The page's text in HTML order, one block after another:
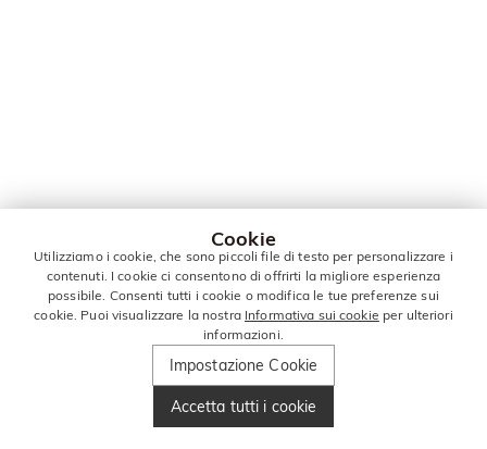
Cookie
Utilizziamo i cookie, che sono piccoli file di testo per personalizzare i
contenuti. I cookie ci consentono di offrirti la migliore esperienza
possibile. Consenti tutti i cookie o modifica le tue preferenze sui
cookie. Puoi visualizzare la nostra Informativa sui cookie per ulteriori
informazioni.
Impostazione Cookie
Accetta tutti i cookie